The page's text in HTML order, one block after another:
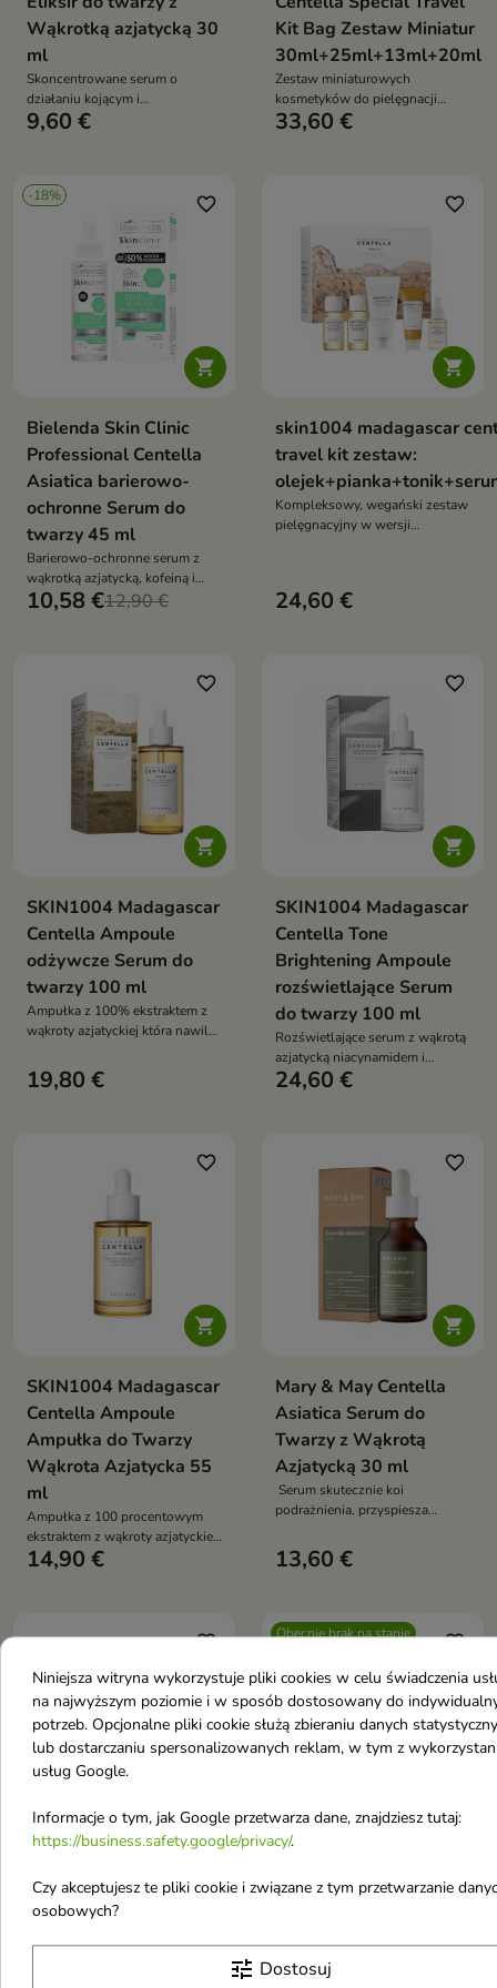
Wąkrotką azjatycką 30
ml
Skoncentrowane serum o
działaniu kojącym i
antyoksydacyjnym, które
9,60 €
Kit Bag Zestaw Miniatur
30ml+25ml+13ml+20ml
Zestaw miniaturowych
kosmetyków do pielęgnacji
twarzy, który zapewnia
33,60 €
-18%

favorite_border
Bielenda Skin Clinic
Professional Centella
Asiatica barierowo-
ochronne Serum do
twarzy 45 ml
Barierowo-ochronne serum z
wąkrotką azjatycką, kofeiną i
śluzem ślimaka, które
10,58 €12,90 €

favorite_border
skin1004 madagascar
travel kit zestaw:
Kompleksowy, wegański zestaw
pielęgnacyjny w wersji
barierę hydrolipidową
24,60 €

favorite_border
SKIN1004 Madagascar
Centella Ampoule
odżywcze Serum do
twarzy 100 ml
Ampułka z 100% ekstraktem z
wąkroty azjatyckiej która nawilża
wrażliwą trądzikową i normalną
bez obciążania
19,80 €

favorite_border
SKIN1004 Madagascar
Centella Tone
Brightening Ampoule
rozświetlające Serum
do twarzy 100 ml
Rozświetlające serum z wąkrotą
azjatycką niacynamidem i
kwasem traneksamowym które
24,60 €

favorite_border
SKIN1004 Madagascar
Centella Ampoule
Ampułka do Twarzy
Wąkrota Azjatycka 55
ml
Ampułka z 100 procentowym
ekstraktem z wąkroty azjatyckiej
która koi nawilża i regeneruje
14,90 €

favorite_border
Mary & May Centella
Asiatica Serum do
Twarzy z Wąkrotą
Azjatycką 30 ml
Serum skutecznie koi
podrażnienia, przyspiesza
skóry
13,60 €
favorite_border
Centella Ampoule
Ampułka do Twarzy
Wąkrota Azjatycka 30
Obecnie brak na stanie favorite_border
Centella Hyalu-Cica
hyaluronowe Serum do
twarzy z Wąkrotką 30
Niniejsza witryna wykorzystuje pliki cookies w celu świadczenia
na najwyższym poziomie i w sposób dostosowany do
potrzeb. Opcjonalne pliki cookie służą zbieraniu danych
lub dostarczaniu spersonalizowanych reklam, w tym z
usług Google.
Informacje o tym, jak Google przetwarza dane, znajdziesz tutaj:
https://business.safety.google/privacy/.
Czy akceptujesz te pliki cookie i związane z tym przetwarzanie
osobowych?
tune Dostosuj